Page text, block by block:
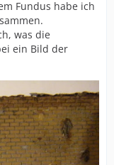
Fundus habe ich
was die
ein Bild der